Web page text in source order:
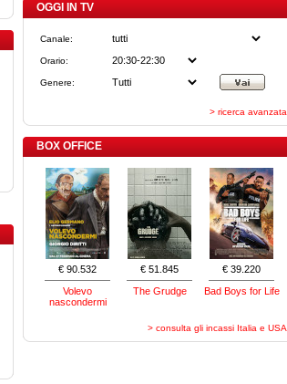
OGGI IN TV
Canale:
Orario:
Genere:
> ricerca avanzata
BOX OFFICE
€ 90.532
Volevo
nascondermi
€ 51.845
The Grudge
€ 39.220
Bad Boys for Life
> consulta gli incassi Italia e USA